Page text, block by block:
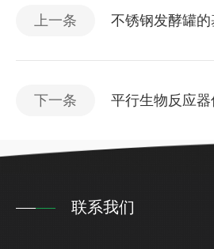
上一条 不锈钢发酵罐
下一条 平行生物反应
联系我们